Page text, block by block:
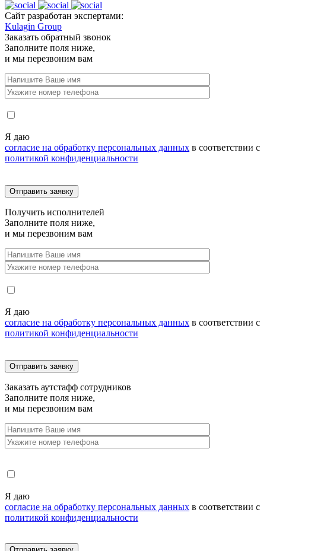
Сайт разработан экспертами:
Kulagin Group
Заказать обратный звонок
Заполните поля ниже,
и мы перезвоним вам
Я даю
согласие на обработку персональных данных в соответствии с
политикой конфиденциальности
Получить исполнителей
Заполните поля ниже,
и мы перезвоним вам
Я даю
согласие на обработку персональных данных в соответствии с
политикой конфиденциальности
Заказать аутстафф сотрудников
Заполните поля ниже,
и мы перезвоним вам
Я даю
согласие на обработку персональных данных в соответствии с
политикой конфиденциальности